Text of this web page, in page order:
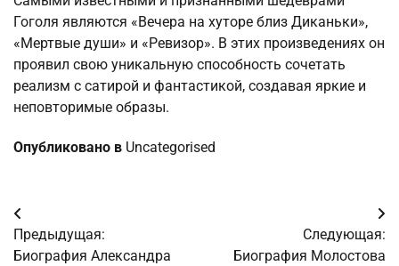
Гоголя являются «Вечера на хуторе близ Диканьки»,
«Мертвые души» и «Ревизор». В этих произведениях он
проявил свою уникальную способность сочетать
реализм с сатирой и фантастикой, создавая яркие и
неповторимые образы.
Опубликовано в Uncategorised
Навигация
по
Предыдущая:
Биография Александра
Следующая:
Биография Молостова